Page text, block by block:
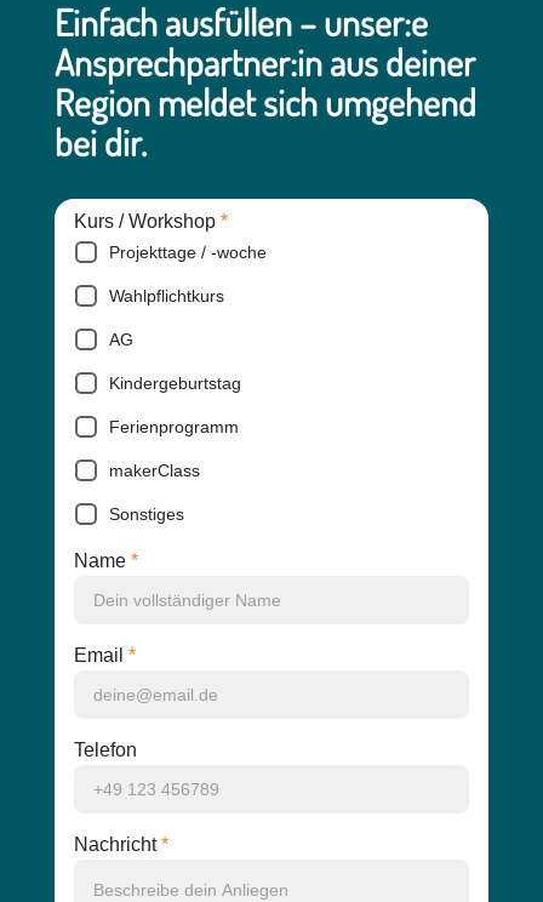
Einfach ausfüllen – unser:e
Ansprechpartner:in aus deiner
Region meldet sich umgehend
bei dir.
Kurs / Workshop *
Projekttage / -woche
Wahlpflichtkurs
AG
Kindergeburtstag
Ferienprogramm
makerClass
Sonstiges
Name *
Email *
Telefon
Nachricht *